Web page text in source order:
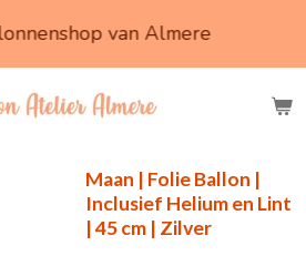
van Almere
Maan | Folie Ballon |
Inclusief Helium en Lint
| 45 cm | Zilver